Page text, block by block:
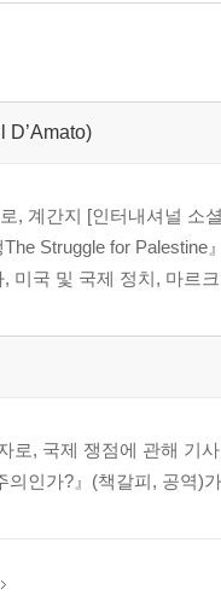
D’Amato)
, 계간지 [인터내셔널 소
Struggle for
미국 및 국제 정치, 마르
로, 국제 쟁점에 관해 기
의인가?』(책갈피, 공역)